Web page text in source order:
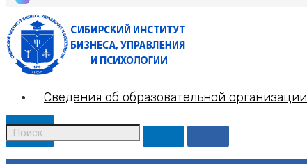
Сведения об образовательной организации
X